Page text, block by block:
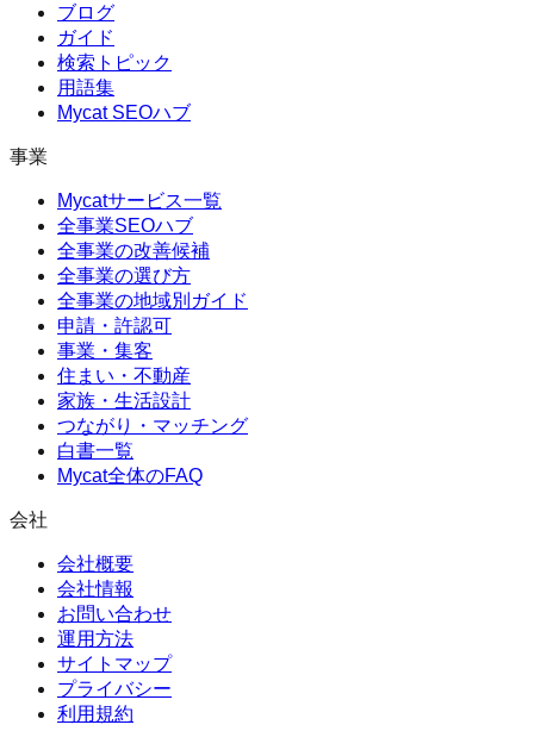
ブログ
ガイド
検索トピック
用語集
Mycat SEOハブ
事業
Mycatサービス一覧
全事業SEOハブ
全事業の改善候補
全事業の選び方
全事業の地域別ガイド
申請・許認可
事業・集客
住まい・不動産
家族・生活設計
つながり・マッチング
白書一覧
Mycat全体のFAQ
会社
会社概要
会社情報
お問い合わせ
運用方法
サイトマップ
プライバシー
利用規約